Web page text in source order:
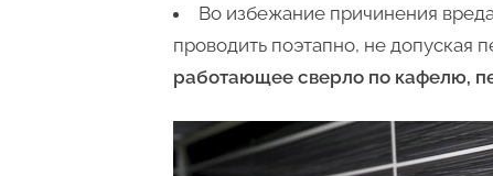
Во избежание причинения
проводить поэтапно, не допуская
работающее сверло по кафелю,